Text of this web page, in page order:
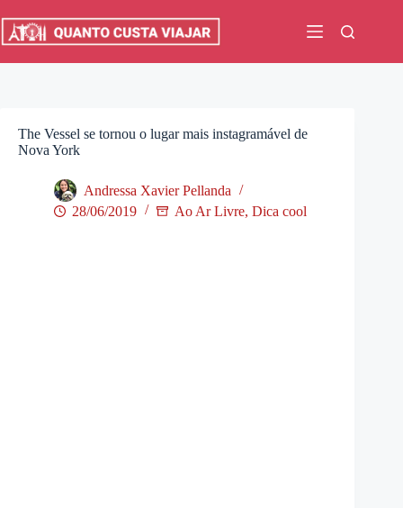
para
The Vessel se tornou o lugar mais instagramável de
Nova York
Andressa Xavier Pellanda
28/06/2019
Ao Ar Livre, Dica cool